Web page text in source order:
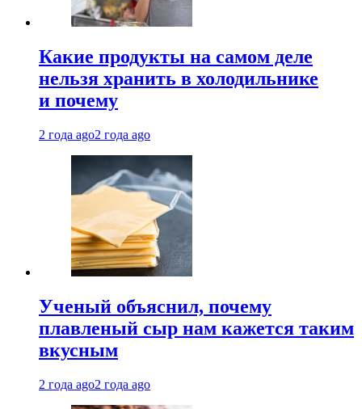
Какие продукты на самом деле
нельзя хранить в холодильнике
и почему
2 года ago2 года ago
Ученый объяснил, почему
плавленый сыр нам кажется таким
вкусным
2 года ago2 года ago